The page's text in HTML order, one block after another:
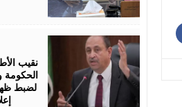
نقيب
الحكومة
لضبط